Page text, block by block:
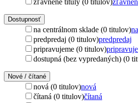
Dostupnosť
na centrálnom sklade (0 titulov)
predpredaj (0 titulov)predpredaj
pripravujeme (0 titulov)
dostupná (bez vypredaných) (0
Nové / čítané
nová (0 titulov)nová
čítaná (0 titulov)čítaná